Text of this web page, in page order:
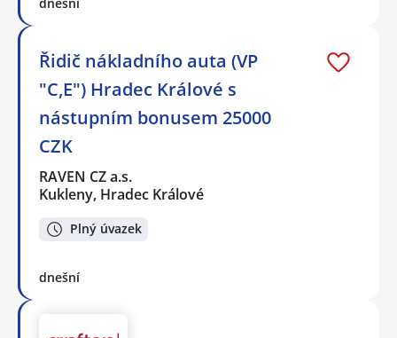
Řidič nákladního auta (VP
"C,E") Hradec Králové s
nástupním bonusem 25000
CZK
RAVEN CZ a.s.
Kukleny, Hradec Králové
Plný úvazek
dnešní